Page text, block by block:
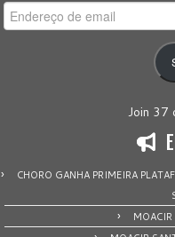
Endereço
de
Join 37
CHORO GANHA PRIMEIRA